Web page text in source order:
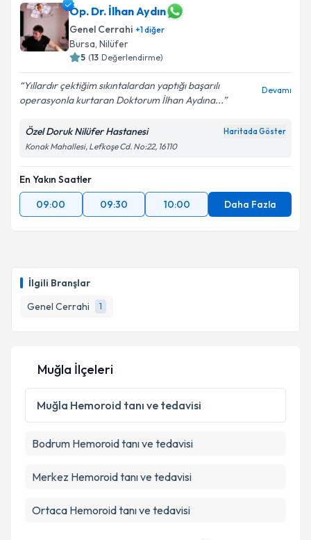
İlgili Branşlar
Genel Cerrahi
1
Op. Dr. İlhan Aydın
Genel Cerrahi +1diğer
Bursa, Nilüfer
5 (13 Değerlendirme)
Yıllardır çektiğim sıkıntalardan yaptığı başarılı
operasyonla kurtaran Doktorum İlhan Aydına...
Devamı
Özel Doruk Nilüfer Hastanesi Haritada Göster
Konak Mahallesi, Lefkoşe Cd. No:22, 16110
En Yakın Saatler
09:00
09:30 10:00 Daha Fazla
Muğla İlçeleri
Muğla Hemoroid tanı ve tedavisi
Bodrum Hemoroid tanı ve tedavisi
Merkez Hemoroid tanı ve tedavisi
Ortaca Hemoroid tanı ve tedavisi